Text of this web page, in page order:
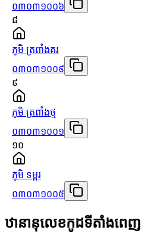
០៣០៣១០០៦
៨
ភូមិ ត្រពាំងគរ
០៣០៣១០០៩
៩
ភូមិ ត្រពាំងថ្ម
០៣០៣១០០១
១០
ភូមិ ទម្ពរ
០៣០៣១០០៥
ឋានានុលេខកូដទីតាំងពេញ